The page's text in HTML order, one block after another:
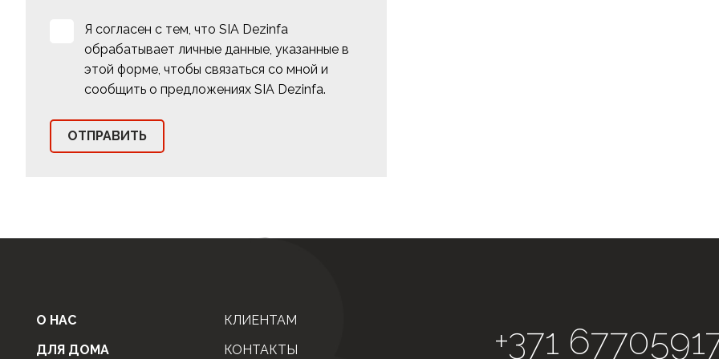
Я согласен с тем, что SIA Dezinfa
обрабатывает личные данные, указанные в
этой форме, чтобы связаться со мной и
сообщить о предложениях SIA Dezinfa.
+371
О НАС
ДЛЯ ДОМА
КЛИЕНТАМ
КОНТАКТЫ